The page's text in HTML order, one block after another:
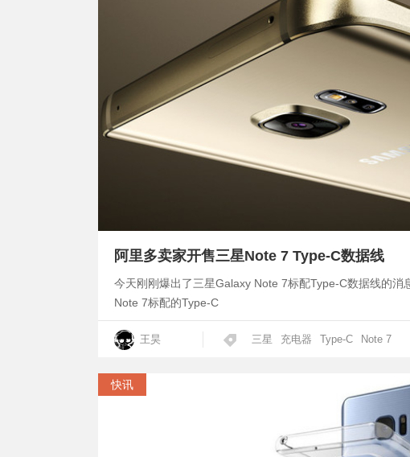
阿里多卖家开售三星Note 7 Type-C数据线
今天刚刚爆出了三星Galaxy Note 7标配Type-C数据线的
Note 7标配的Type-C
王昊 三星 充电器 Type-C Note 7
快讯